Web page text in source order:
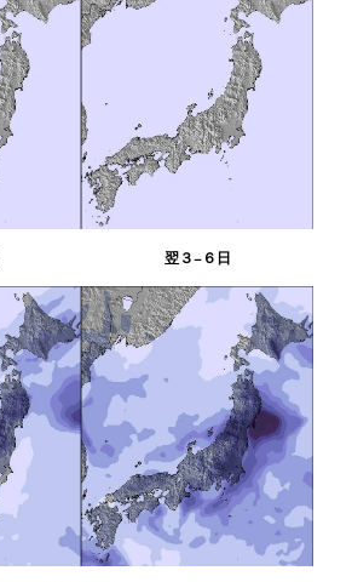
翌３−６日